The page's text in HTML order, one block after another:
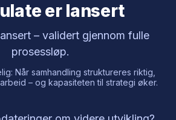
er lansert
– validert gjennom fulle
prosessløp.
Når samhandling struktureres riktig,
– og kapasiteten til strategi øker.